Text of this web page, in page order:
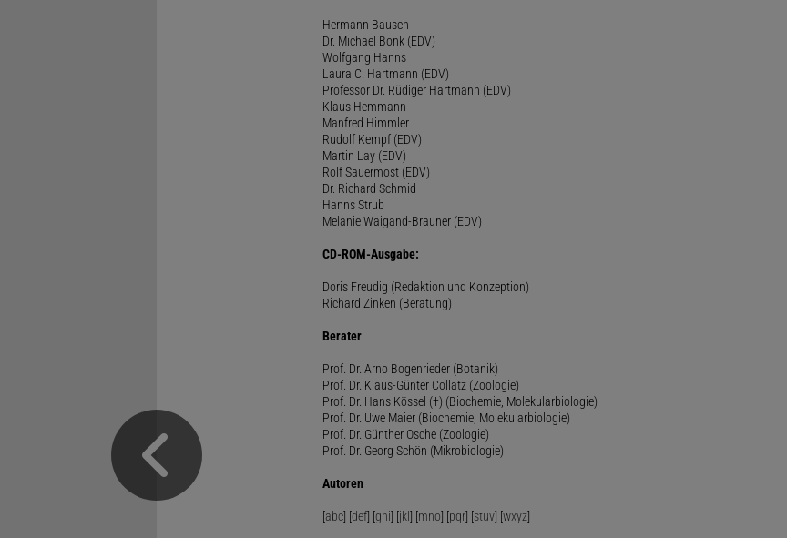
Hermann Bausch
Dr. Michael Bonk (EDV)
Wolfgang Hanns
Laura C. Hartmann (EDV)
Professor Dr. Rüdiger Hartmann (EDV)
Klaus Hemmann
Manfred Himmler
Rudolf Kempf (EDV)
Martin Lay (EDV)
Rolf Sauermost (EDV)
Dr. Richard Schmid
Hanns Strub
Melanie Waigand-Brauner (EDV)
CD-ROM-Ausgabe:
Doris Freudig (Redaktion und Konzeption)
Richard Zinken (Beratung)
Berater
Prof. Dr. Arno Bogenrieder (Botanik)
Prof. Dr. Klaus-Günter Collatz (Zoologie)
Prof. Dr. Hans Kössel (†) (Biochemie, Molekularbiologie)
Prof. Dr. Uwe Maier (Biochemie, Molekularbiologie)
Prof. Dr. Günther Osche (Zoologie)
Prof. Dr. Georg Schön (Mikrobiologie)
Autoren
[abc] [def] [ghi] [jkl] [mno] [pqr] [stuv] [wxyz]